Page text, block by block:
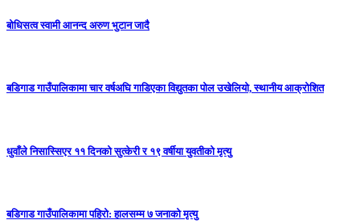
बोधिसत्व स्वामी आनन्द अरुण भुटान जादै
बडिगाड गाउँपालिकामा चार वर्षअघि गाडिएका विद्युतका पोल उखेलियो, स्थानीय आक्रोशित
धुवाँले निसास्सिएर ११ दिनको सुत्केरी र १९ वर्षीया युवतीको मृत्यु
बडिगाड गाउँपालिकामा पहिरो: हालसम्म ७ जनाको मृत्यु